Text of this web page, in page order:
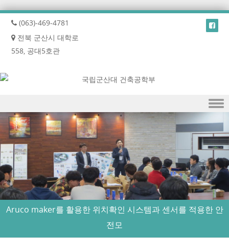
(063)-469-4781
전북 군산시 대학로
558, 공대5호관
Skip to content
Aruco maker를 활용한 위치확인 시스템과 센서를 적용한 안
전모